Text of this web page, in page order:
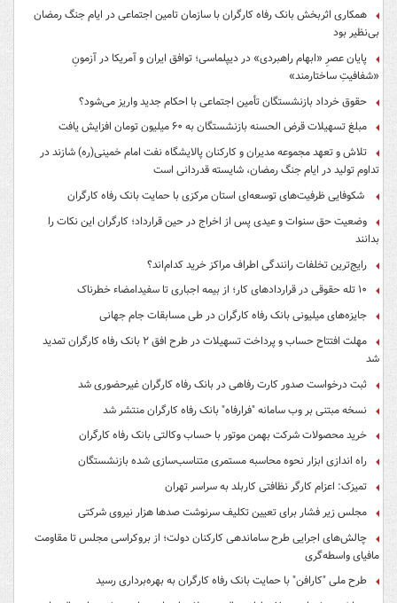
همکاری اثربخش بانک رفاه کارگران با سازمان تامین اجتماعی در ایام جنگ رمضان
بی‌نظیر بود
پایان عصرِ «ابهام راهبردی» در دیپلماسی؛ توافق ایران و آمریکا در آزمونِ
«شفافیتِ ساختارمند»
حقوق خرداد بازنشستگان تأمین اجتماعی با احکام جدید واریز می‌شود؟
مبلغ تسهیلات قرض الحسنه بازنشستگان به ۶۰ میلیون تومان افزایش یافت
تلاش و تعهد مجموعه مدیران و کارکنان پالایشگاه نفت امام خمینی(ره) شازند در
تداوم تولید در ایام جنگ رمضان، شایسته قدردانی است
شکوفایی ظرفیت‌های توسعه‌ای استان مرکزی با حمایت بانک رفاه کارگران
وضعیت حق سنوات و عیدی پس از اخراج در حین قرارداد؛ کارگران این نکات را
بدانند
رایج‌ترین تخلفات رانندگی اطراف مراکز خرید کدام‌اند؟
۱۰ تله حقوقی در قراردادهای کار؛ از بیمه اجباری تا سفیدامضاء خطرناک
جایزه‌های میلیونی بانک رفاه کارگران در طی مسابقات جام جهانی
مهلت افتتاح حساب و پرداخت تسهیلات در طرح افق ۲ بانک رفاه کارگران تمدید
شد
ثبت درخواست صدور کارت رفاهی در بانک رفاه کارگران غیرحضوری شد
نسخه مبتنی بر وب سامانه "فرارفاه" بانک رفاه کارگران منتشر شد
خرید محصولات شرکت بهمن موتور با حساب وکالتی بانک رفاه کارگران
راه اندازی ابزار نحوه محاسبه مستمری متناسب‌سازی شده بازنشستگان
تمیزک: اعزام کارگر نظافتی کاربلد به سراسر تهران
مجلس زیر فشار برای تعیین تکلیف سرنوشت صدها هزار نیروی شرکتی
چالش‌های اجرایی طرح ساماندهی کارکنان دولت؛ از بروکراسی مجلس تا مقاومت
مافیای واسطه‌گری
طرح ملی "کارافن" با حمایت بانک رفاه کارگران به بهره‌برداری رسید